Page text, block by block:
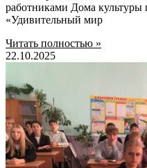
работниками Дома культуры
«Удивительный мир
Читать полностью »
22.10.2025